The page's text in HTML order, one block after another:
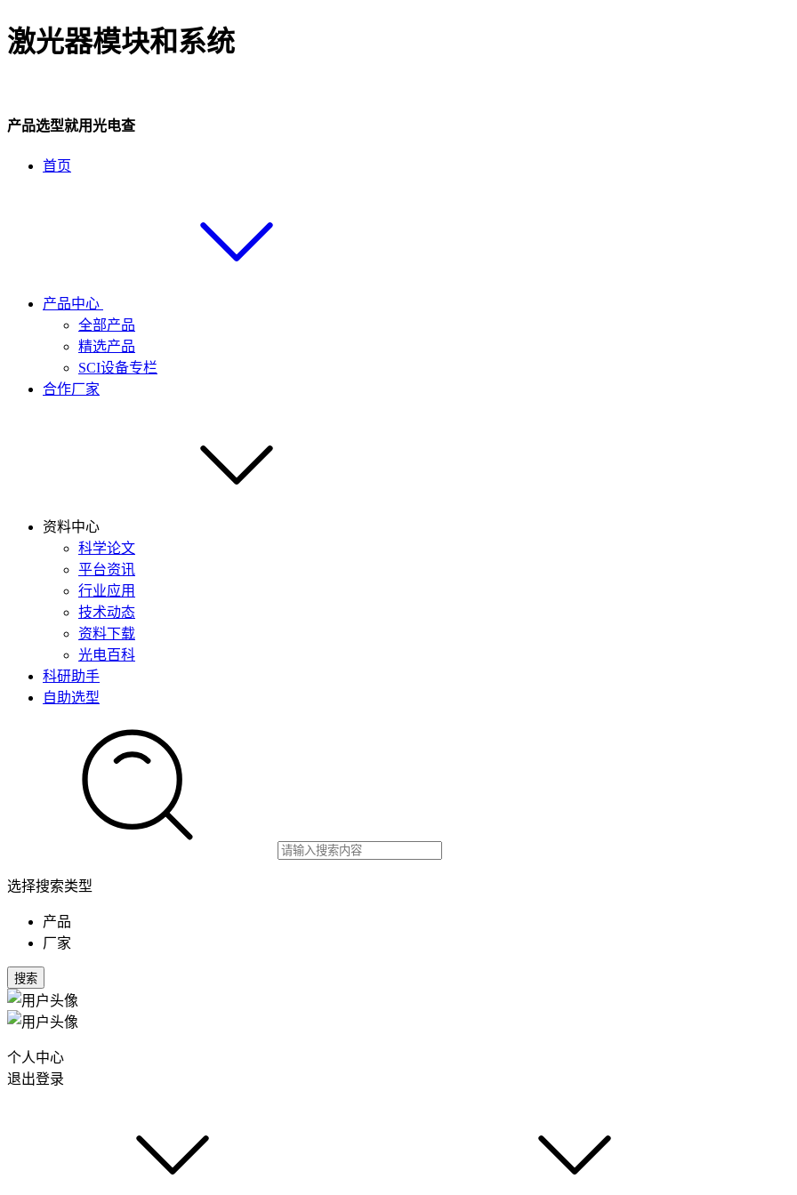
激光器模块和系统
产品选型就用光电查
首页
产品中心
全部产品
精选产品
SCI设备专栏
合作厂家
资料中心
科学论文
平台资讯
行业应用
技术动态
资料下载
光电百科
科研助手
自助选型
选择搜索类型
产品
厂家
搜索
个人中心
退出登录